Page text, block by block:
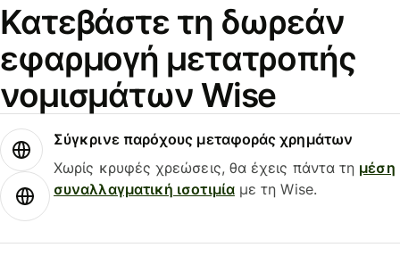
Κατεβάστε τη δωρεάν
εφαρμογή μετατροπής
νομισμάτων Wise
Σύγκρινε παρόχους μεταφοράς χρημάτων
Χωρίς κρυφές χρεώσεις, θα έχεις πάντα τη μέση
συναλλαγματική ισοτιμίαμε τη Wise.